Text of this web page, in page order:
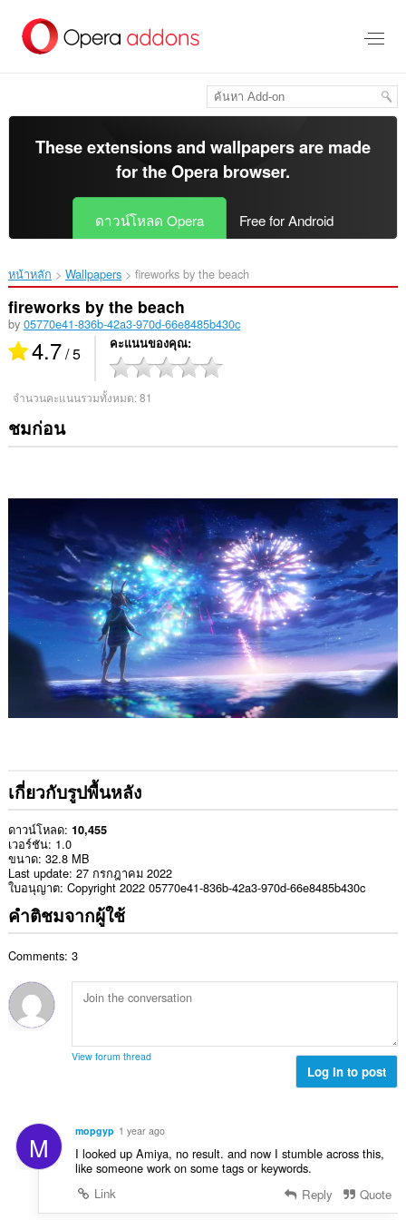
These extensions and wallpapers are made
for theOpera browser.
ดาวน์โหลด Opera Free for Android
หน้าหลัก Wallpapers fireworks by the beach‎
fireworks by the beach
by 05770e41-836b-42a3-970d-66e8485b430c
4.7/ 5 คะแนนของคุณ
จำนวนคะแนนรวมทั้งหมด:81
ชมก่อน
เกี่ยวกับรูปพื้นหลัง
ดาวน์โหลด 10,455
เวอร์ชัน 1.0
ขนาด 32.8 MB
Last update 27 กรกฎาคม 2022
ใบอนุญาต Copyright 2022 05770e41-836b-42a3-970d-66e8485b430c
คำติชมจากผู้ใช้
Comments: 3
View forum thread
Log in to post
M mopgyp 1 year ago
I looked up Amiya, no result. and now I stumble across this,
like someone work on some tags or keywords.
Link
Reply Quote